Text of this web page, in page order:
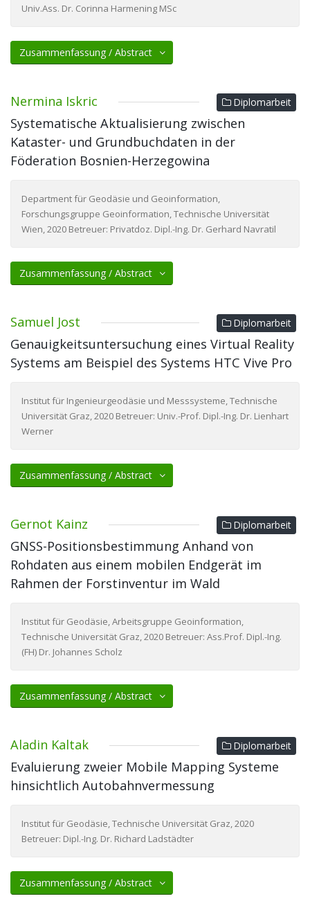
Univ.Ass. Dr. Corinna Harmening MSc
Zusammenfassung / Abstract
Nermina Iskric Diplomarbeit
Systematische Aktualisierung zwischen
Kataster- und Grundbuchdaten in der
Föderation Bosnien-Herzegowina
Department für Geodäsie und Geoinformation,
Forschungsgruppe Geoinformation, Technische Universität
Wien, 2020 Betreuer: Privatdoz. Dipl.-Ing. Dr. Gerhard Navratil
Zusammenfassung / Abstract
Samuel Jost Diplomarbeit
Genauigkeitsuntersuchung eines Virtual Reality
Systems am Beispiel des Systems HTC Vive Pro
Institut für Ingenieurgeodäsie und Messsysteme, Technische
Universität Graz, 2020 Betreuer: Univ.-Prof. Dipl.-Ing. Dr. Lienhart
Werner
Zusammenfassung / Abstract
Gernot Kainz Diplomarbeit
GNSS-Positionsbestimmung Anhand von
Rohdaten aus einem mobilen Endgerät im
Rahmen der Forstinventur im Wald
Institut für Geodäsie, Arbeitsgruppe Geoinformation,
Technische Universität Graz, 2020 Betreuer: Ass.Prof. Dipl.-Ing.
(FH) Dr. Johannes Scholz
Zusammenfassung / Abstract
Aladin Kaltak Diplomarbeit
Evaluierung zweier Mobile Mapping Systeme
hinsichtlich Autobahnvermessung
Institut für Geodäsie, Technische Universität Graz, 2020
Betreuer: Dipl.-Ing. Dr. Richard Ladstädter
Zusammenfassung / Abstract